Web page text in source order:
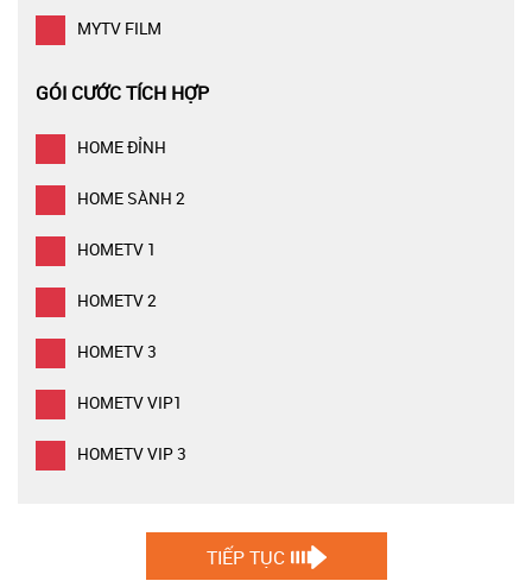
MYTV FILM
GÓI CƯỚC TÍCH HỢP
HOME ĐỈNH
HOME SÀNH 2
HOMETV 1
HOMETV 2
HOMETV 3
HOMETV VIP1
HOMETV VIP 3
TIẾP TỤC